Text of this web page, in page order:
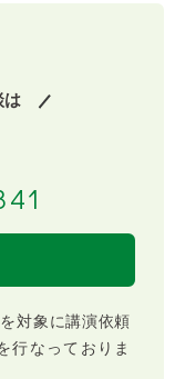
は
対象に講演依頼
行なっておりま